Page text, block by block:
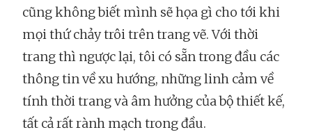
cũng không biết mình sẽ họa gì cho tới khi
mọi thứ chảy trôi trên trang vẽ. Với thời
trang thì ngược lại, tôi có sẵn trong đầu các
thông tin về xu hướng, những linh cảm về
tính thời trang và âm hưởng của bộ thiết kế,
tất cả rất rành mạch trong đầu.